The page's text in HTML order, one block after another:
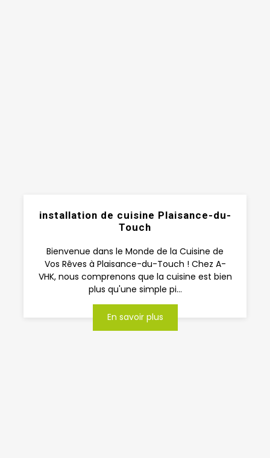
installation de cuisine Plaisance-du-
Touch
Bienvenue dans le Monde de la Cuisine de
Vos Rêves à Plaisance-du-Touch ! Chez A-
VHK, nous comprenons que la cuisine est bien
plus qu'une simple pi...
En savoir plus